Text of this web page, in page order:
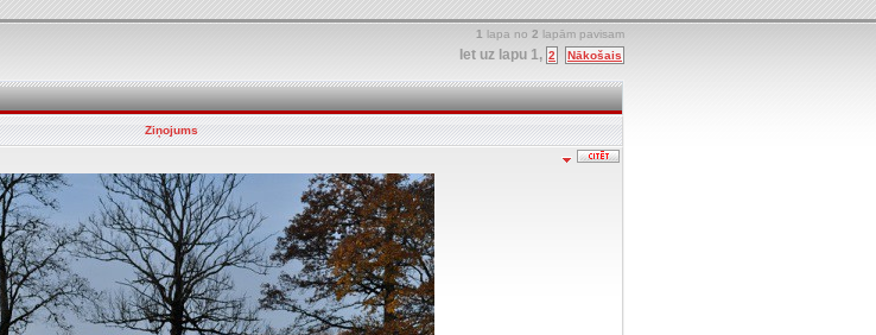
1 lapa no 2 lapām pavisam
Iet uz lapu 1, 2 Nākošais
Ziņojums